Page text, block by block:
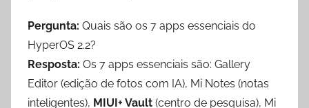
Pergunta: Quais são os 7 apps essenciais do
HyperOS 2.2?
Resposta: Os 7 apps essenciais são: Gallery
Editor (edição de fotos com IA), Mi Notes (notas
inteligentes), MIUI+ Vault (centro de pesquisa), Mi